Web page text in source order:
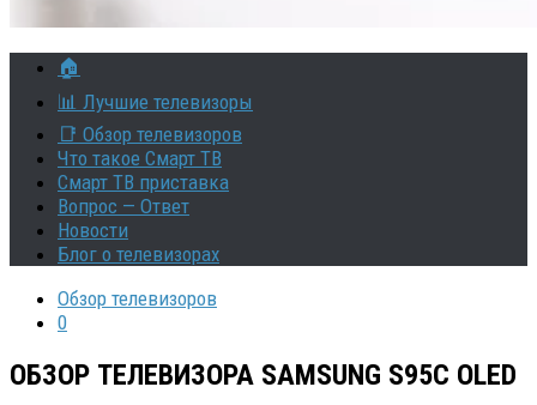
🏠
📊 Лучшие телевизоры
📑 Обзор телевизоров
Что такое Смарт ТВ
Смарт ТВ приставка
Вопрос — Ответ
Новости
Блог о телевизорах
Обзор телевизоров
0
ОБЗОР ТЕЛЕВИЗОРА SAMSUNG S95C OLED